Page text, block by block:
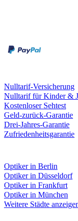
Nulltarif-Versicherung
Nulltarif für Kinder &
Kostenloser Sehtest
Geld-zurück-Garantie
Drei-Jahres-Garantie
Zufriedenheitsgarantie
Optiker in Berlin
Optiker in Düsseldorf
Optiker in Frankfurt
Optiker in München
Weitere Städte